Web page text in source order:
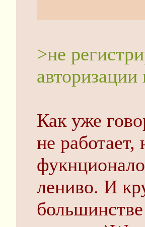
>не
Как уже
не
лениво. И